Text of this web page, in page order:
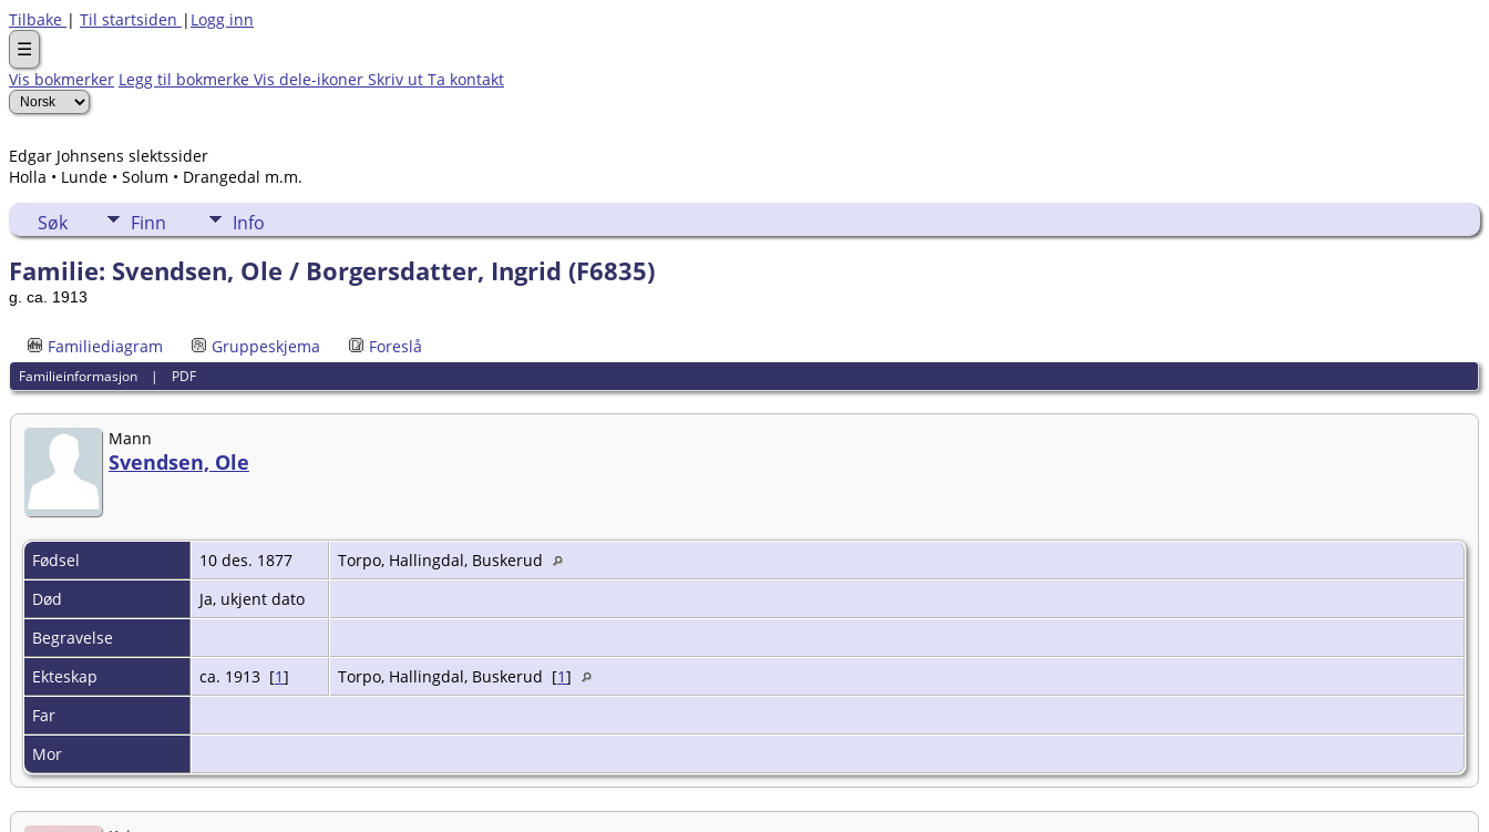
Tilbake | Til startsiden | Logg inn
☰
Vis bokmerker Legg til bokmerke Vis dele-ikoner Skriv ut Ta kontakt
Edgar Johnsens slektssider
Holla • Lunde • Solum • Drangedal m.m.
Søk Finn Info
Familie: Svendsen, Ole / Borgersdatter, Ingrid (F6835)
g. ca. 1913
Familiediagram Gruppeskjema Foreslå
Familieinformasjon | PDF
Mann
Svendsen, Ole
Fødsel 10 des. 1877
Torpo, Hallingdal, Buskerud
Død
Ja, ukjent dato
Begravelse
Ekteskap
ca. 1913 [1] Torpo, Hallingdal, Buskerud [1]
Far
Mor